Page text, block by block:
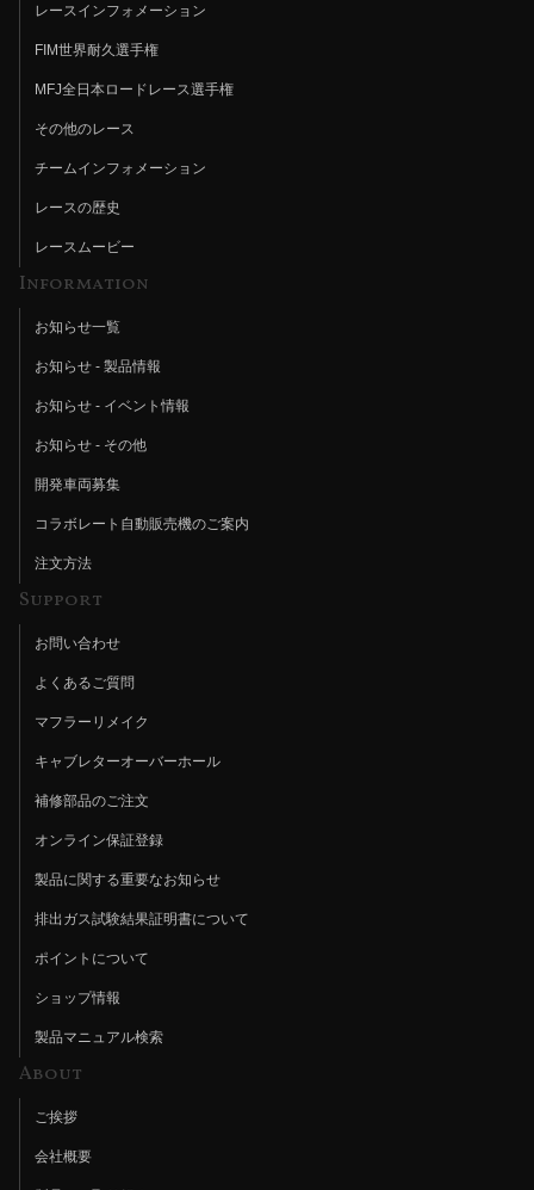
レースインフォメーション
FIM世界耐久選手権
MFJ全日本ロードレース選手権
その他のレース
チームインフォメーション
レースの歴史
レースムービー
Information
お知らせ一覧
お知らせ - 製品情報
お知らせ - イベント情報
お知らせ - その他
開発車両募集
コラボレート自動販売機のご案内
注文方法
Support
お問い合わせ
よくあるご質問
マフラーリメイク
キャブレターオーバーホール
補修部品のご注文
オンライン保証登録
製品に関する重要なお知らせ
排出ガス試験結果証明書について
ポイントについて
ショップ情報
製品マニュアル検索
About
ご挨拶
会社概要